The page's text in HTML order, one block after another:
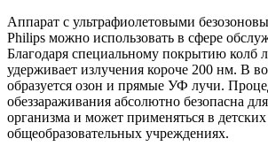
Аппарат с ультрафиолетовыми
Philips можно использовать в сфере
Благодаря специальному покрытию колб
удерживает излучения короче 200 нм. В
образуется озон и прямые УФ лучи.
обеззараживания абсолютно безопасна
организма и может применяться в
общеобразовательных учреждениях.